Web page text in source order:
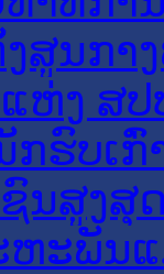
ສູນກາ
ຫ່ງ ສປ
ຮົບເກົ່
ນສູງສຸ
ຫະພັນ